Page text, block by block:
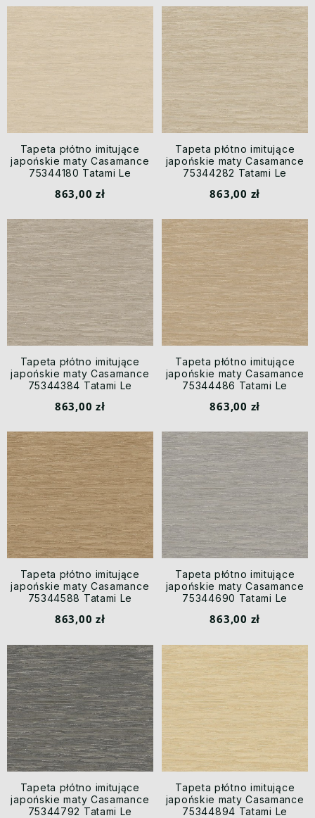
Tapeta płótno imitujące
japońskie maty Casamance
75344180 Tatami Le
863,00 zł
Tapeta płótno imitujące
japońskie maty Casamance
75344282 Tatami Le
863,00 zł
Tapeta płótno imitujące
japońskie maty Casamance
75344384 Tatami Le
863,00 zł
Tapeta płótno imitujące
japońskie maty Casamance
75344486 Tatami Le
863,00 zł
Tapeta płótno imitujące
japońskie maty Casamance
75344588 Tatami Le
863,00 zł
Tapeta płótno imitujące
japońskie maty Casamance
75344690 Tatami Le
863,00 zł
Tapeta płótno imitujące
japońskie maty Casamance
75344792 Tatami Le
Tapeta płótno imitujące
japońskie maty Casamance
75344894 Tatami Le